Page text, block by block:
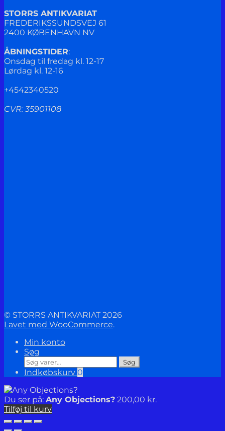
STORRS ANTIKVARIAT
FREDERIKSSUNDSVEJ 61
2400 KØBENHAVN NV
ÅBNINGSTIDER:
Onsdag til fredag kl. 12-17
Lørdag kl. 12-16
+4542340520
CVR: 35901108
© STORRS ANTIKVARIAT 2026
Lavet med WooCommerce.
Min konto
Søg
Søg
efter:
Søg
Indkøbskurv 0
Du ser på: Any Objections? 200,00 kr.
Tilføj til kurv